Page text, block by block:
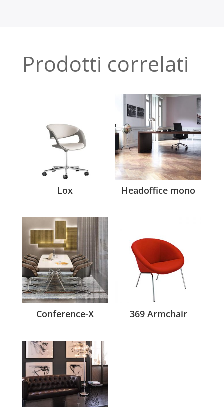
Prodotti correlati
Lox Headoffice mono
Conference-X 369 Armchair